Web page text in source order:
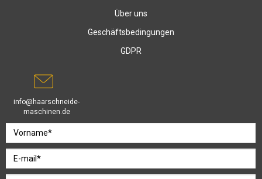
Über uns
Geschäftsbedingungen
GDPR
info@haarschneide-
maschinen.de